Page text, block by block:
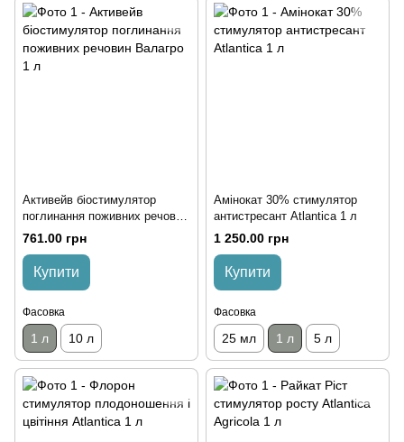
Активейв біостимулятор
поглинання поживних речовин
Валагро 1 л
761.00 грн
Купити
Фасовка
1 л 10 л
Амінокат 30% стимулятор
антистресант Atlantica 1 л
1 250.00 грн
Купити
Фасовка
25 мл 1 л 5 л